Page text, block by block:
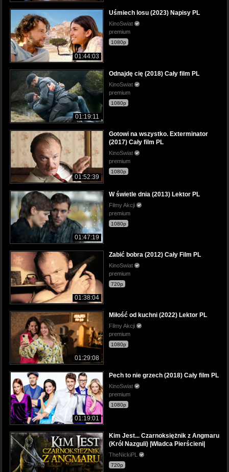
01:44:03
Uśmiech losu (2023) Napisy PL
KinoSwiat
premium
1080p
01:19:11
Odnajdę cię (2018) Cały film PL
KinoSwiat
premium
1080p
01:52:39
Gotowi na wszystko. Exterminator
(2017) Cały film PL
KinoSwiat
premium
1080p
01:47:19
W świetle dnia (2013) Lektor PL
Filmy Akcji
premium
1080p
01:38:04
Zabić bobra (2012) Cały Film PL
KinoSwiat
premium
720p
01:29:08
Miłość od kuchni (2022) Lektor PL
Filmy Akcji
premium
1080p
01:19:01
Pech to nie grzech (2018) Cały film PL
KinoSwiat
premium
1080p
Kim Jest... Czarnoksiężnik z Angmaru
(Król Nazguli) |Władca Pierścieni|
TheNickiPL
720p